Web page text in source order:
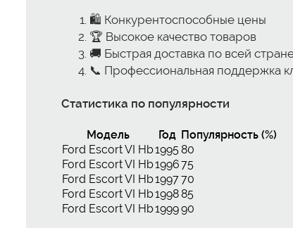
🛍️ Конкурентоспособные цены
🏆 Высокое качество товаров
🚚 Быстрая доставка по всей
📞 Профессиональная поддержка
Статистика по популярности
Модель Год Популярность (%)
Ford Escort VI Hb199580
Ford Escort VI Hb199675
Ford Escort VI Hb199770
Ford Escort VI Hb199885
Ford Escort VI Hb199990